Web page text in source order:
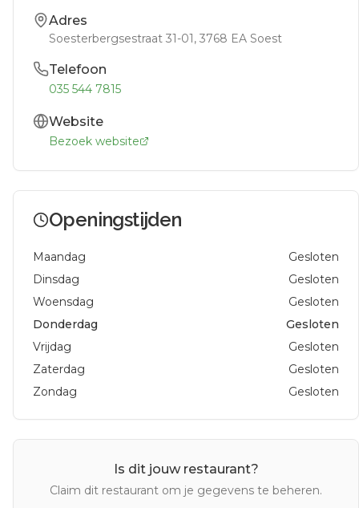
Adres
Soesterbergsestraat 31-01, 3768 EA Soest
Telefoon
035 544 7815
Website
Bezoek website
Openingstijden
Maandag
Gesloten
Dinsdag
Gesloten
Woensdag
Gesloten
Donderdag
Gesloten
Vrijdag
Gesloten
Zaterdag
Gesloten
Zondag
Gesloten
Is dit jouw restaurant?
Claim dit restaurant om je gegevens te beheren.